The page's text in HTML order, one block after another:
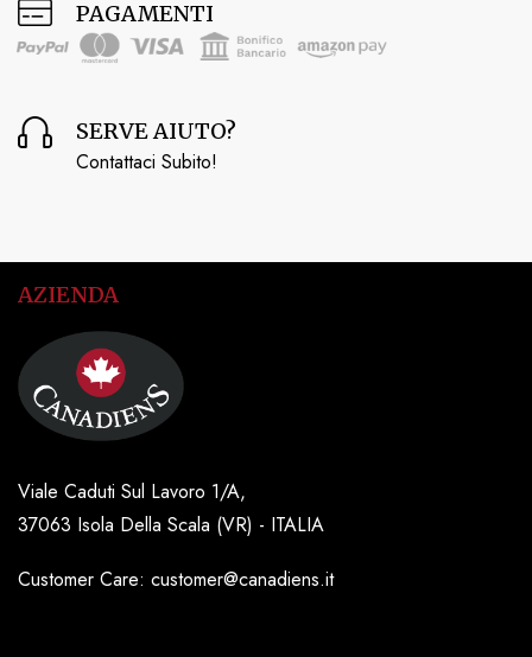
PAGAMENTI
SERVE AIUTO?
Contattaci Subito!
AZIENDA
Viale Caduti Sul Lavoro 1/A,
37063 Isola Della Scala (VR) - ITALIA
Customer Care: customer@canadiens.it